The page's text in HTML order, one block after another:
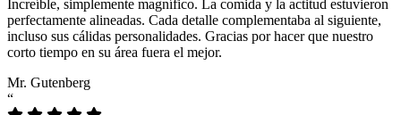
Increíble, simplemente magnífico. La comida y la actitud estuvieron
perfectamente alineadas. Cada detalle complementaba al siguiente,
incluso sus cálidas personalidades. Gracias por hacer que nuestro
corto tiempo en su área fuera el mejor.
Mr. Gutenberg
“